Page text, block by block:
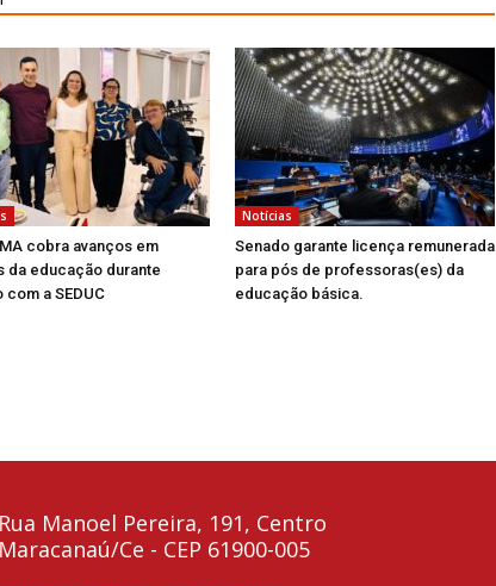
cobra avanços em
da educação durante
com a SEDUC
Notícias
Senado garante licença remunerada
para pós de professoras(es) da
educação básica.
Rua Manoel Pereira, 191, Centro
Maracanaú/Ce - CEP 61900-005